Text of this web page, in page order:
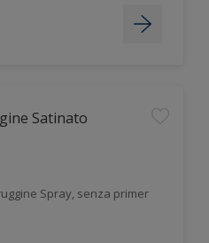
Satinato
Spray, senza primer